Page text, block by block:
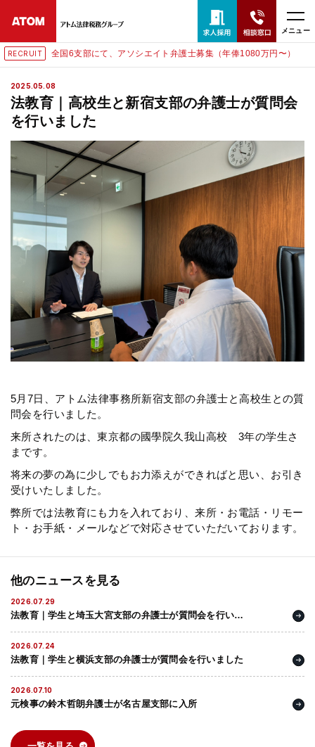
メニュー
RECRUIT 全国6支部にて、アソシエイト弁護士募集（年俸1080万円〜）
2025.05.08
法教育｜高校生と新宿支部の弁護士が質問会
を行いました
5月7日、アトム法律事務所新宿支部の弁護士と高校生との質
問会を行いました。
来所されたのは、東京都の國學院久我山高校 3年の学生さ
まです。
将来の夢の為に少しでもお力添えができればと思い、お引き
受けいたしました。
弊所では法教育にも力を入れており、来所・お電話・リモー
ト・お手紙・メールなどで対応させていただいております。
他のニュースを見る
2026.07.29
法教育｜学生と埼玉大宮支部の弁護士が質問会を行いま
2026.07.24
法教育｜学生と横浜支部の弁護士が質問会を行いました
2026.07.10
元検事の鈴木哲朗弁護士が名古屋支部に入所
24時間365日全国対応
無料相談窓口はこちら
電話・LINE・メールで相談予約受付中
取扱分野
解決実績
アクセス
弁護士・税理士
求人採用
お知らせ
特設サイト
相談先情報サイト
法人グループ
プライバシーポリシー